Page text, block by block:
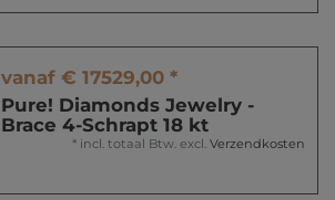
vanaf € 17529,00 *
Pure! Diamonds Jewelry -
Brace 4-Schrapt 18 kt
* incl. totaal Btw. excl. Verzendkosten